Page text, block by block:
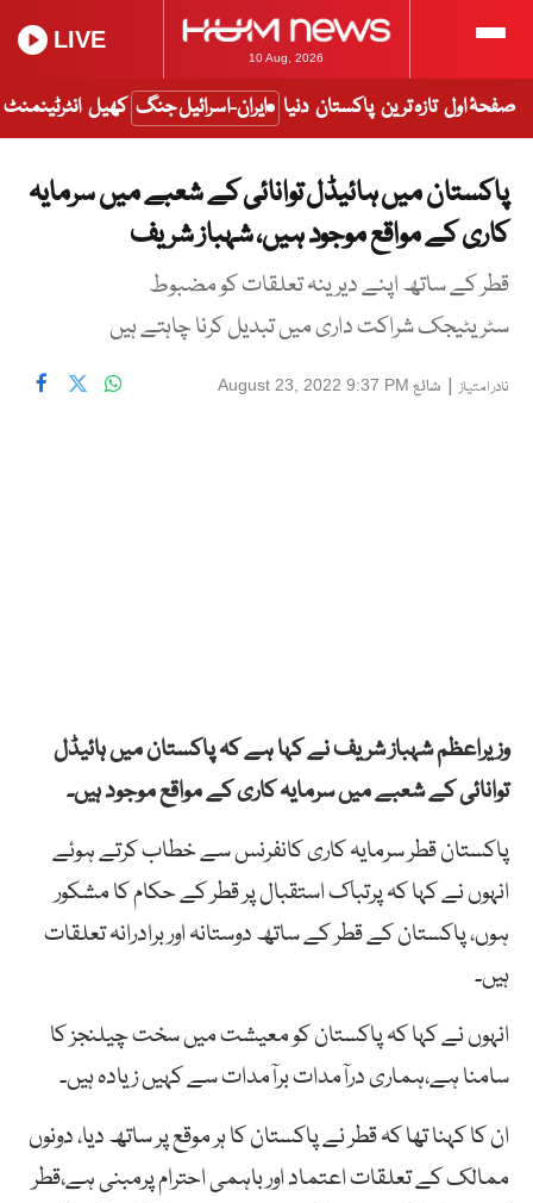
10 Aug, 2026
LIVE
صفحۂ اول تازہ ترین پاکستان دنیا ایران-اسرائیل جنگ کھیل انٹرٹینمنٹ
پاکستان میں ہائیڈل توانائی کے شعبے میں سرمایہ
کاری کے مواقع موجود ہیں، شہباز شریف
قطر کے ساتھ اپنے دیرینہ تعلقات کو مضبوط
سٹریٹیجک شراکت داری میں تبدیل کرنا چاہتے ہیں
نادر امتیاز| شائع August 23, 2022 9:37 PM
وزیراعظم شہباز شریف نے کہا ہے کہ پاکستان میں ہائیڈل
توانائی کے شعبے میں سرمایہ کاری کے مواقع موجود ہیں۔
پاکستان قطر سرمایہ کاری کانفرنس سے خطاب کرتے ہوئے
انہوں نے کہا کہ پرتباک استقبال پر قطر کے حکام کا مشکور
ہوں، پاکستان کے قطر کے ساتھ دوستانہ اور برادرانہ تعلقات
ہیں۔
انہوں نے کہا کہ پاکستان کو معیشت میں سخت چیلنجز کا
سامنا ہے،ہماری درآمدات برآمدات سے کہیں زیادہ ہیں۔
ان کا کہنا تھا کہ قطر نے پاکستان کا ہر موقع پر ساتھ دیا، دونوں
ممالک کے تعلقات اعتماد اور باہمی احترام پرمبنی ہے،قطر